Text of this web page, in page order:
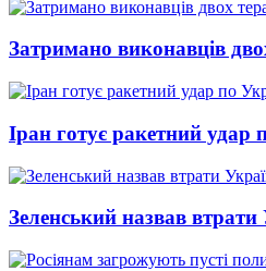
Затримано виконавців
Іран готує ракетний удар
Зеленський назвав